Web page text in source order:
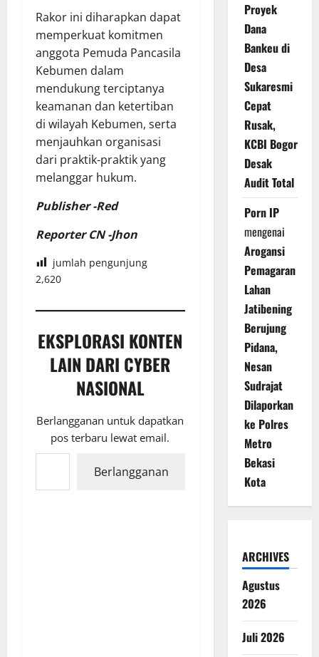
Rakor ini diharapkan dapat
memperkuat komitmen
anggota Pemuda Pancasila
Kebumen dalam
mendukung terciptanya
keamanan dan ketertiban
di wilayah Kebumen, serta
menjauhkan organisasi
dari praktik-praktik yang
melanggar hukum.
Publisher -Red
Reporter CN -Jhon
jumlah pengunjung
2,620
EKSPLORASI KONTEN
LAIN DARI CYBER
NASIONAL
Berlangganan untuk dapatkan
pos terbaru lewat email.
Ketikkan email Anda...
Berlangganan
Proyek
Dana
Bankeu di
Desa
Sukaresmi
Cepat
Rusak,
KCBI Bogor
Desak
Audit Total
Porn IP
mengenai
Arogansi
Pemagaran
Lahan
Jatibening
Berujung
Pidana,
Nesan
Sudrajat
Dilaporkan
ke Polres
Metro
Bekasi
Kota
ARCHIVES
Agustus
2026
Juli 2026